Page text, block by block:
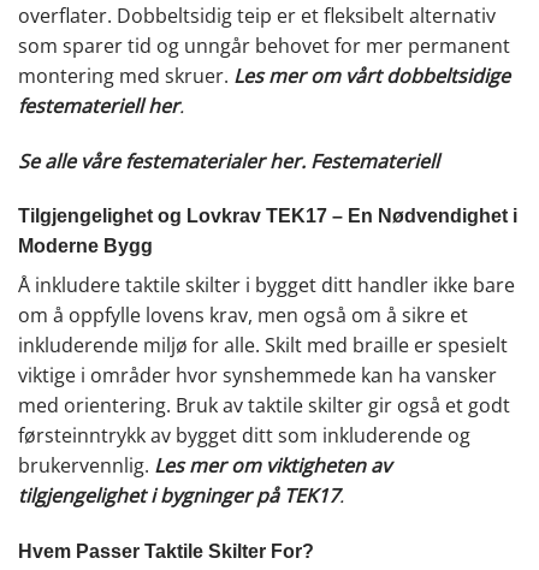
overflater. Dobbeltsidig teip er et fleksibelt alternativ
som sparer tid og unngår behovet for mer permanent
montering med skruer. Les mer om vårt dobbeltsidige
festemateriell her.
Se alle våre festematerialer her. Festemateriell
Tilgjengelighet og Lovkrav TEK17 – En Nødvendighet i
Moderne Bygg
Å inkludere taktile skilter i bygget ditt handler ikke bare
om å oppfylle lovens krav, men også om å sikre et
inkluderende miljø for alle. Skilt med braille er spesielt
viktige i områder hvor synshemmede kan ha vansker
med orientering. Bruk av taktile skilter gir også et godt
førsteinntrykk av bygget ditt som inkluderende og
brukervennlig. Les mer om viktigheten av
tilgjengelighet i bygninger på TEK17.
Hvem Passer Taktile Skilter For?